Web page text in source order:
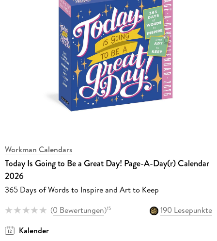
Workman Calendars
Today Is Going to Be a Great Day! Page-A-Day(r) Calendar
2026
365 Days of Words to Inspire and Art to Keep
(0 Bewertungen)15
190 Lesepunkte
Kalender